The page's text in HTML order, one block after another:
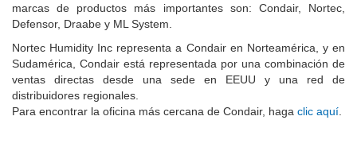
marcas de productos más importantes son: Condair, Nortec,
Defensor, Draabe y ML System.
Nortec Humidity Inc representa a Condair en Norteamérica, y en
Sudamérica, Condair está representada por una combinación de
ventas directas desde una sede en EEUU y una red de
distribuidores regionales.
Para encontrar la oficina más cercana de Condair, haga clic aquí.